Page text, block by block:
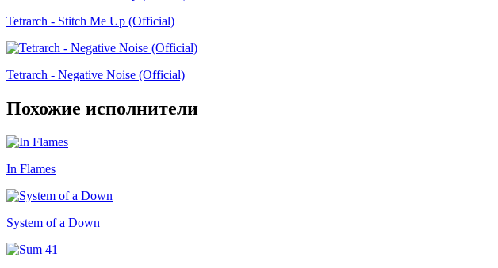
Tetrarch - Stitch Me Up (Official)
Tetrarch - Negative Noise (Official)
Похожие исполнители
In Flames
System of a Down